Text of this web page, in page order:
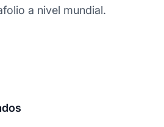
a nivel mundial.